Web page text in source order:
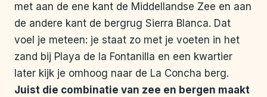
met aan de ene kant de Middellandse Zee en aan
de andere kant de bergrug Sierra Blanca. Dat
voel je meteen: je staat zo met je voeten in het
zand bij Playa de la Fontanilla en een kwartier
later kijk je omhoog naar de La Concha berg.
Juist die combinatie van zee en bergen maakt